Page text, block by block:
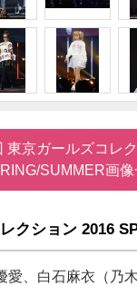
東京ガールズコレ
SUMMER画
クション 2016
愛、白石麻衣（乃